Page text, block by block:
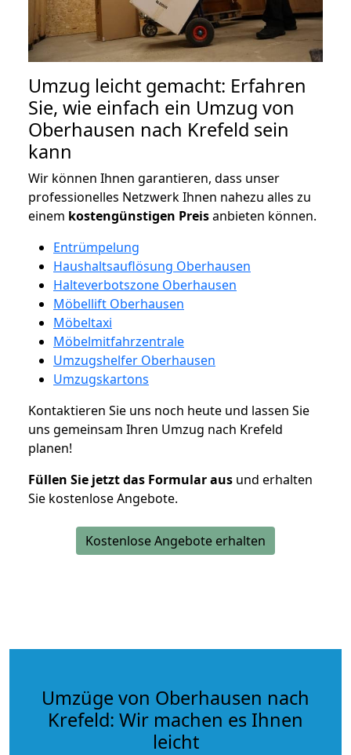
Umzug leicht gemacht: Erfahren
Sie, wie einfach ein Umzug von
Oberhausen nach Krefeld sein
kann
Wir können Ihnen garantieren, dass unser
professionelles Netzwerk Ihnen nahezu alles zu
einem kostengünstigen Preisanbieten können.
Entrümpelung
Haushaltsauflösung Oberhausen
Halteverbotszone Oberhausen
Möbellift Oberhausen
Möbeltaxi
Möbelmitfahrzentrale
Umzugshelfer Oberhausen
Umzugskartons
Kontaktieren Sie uns noch heute und lassen Sie
uns gemeinsam Ihren Umzug nach Krefeld
planen!
Füllen Sie jetzt das Formular aus und erhalten
Sie kostenlose Angebote.
Kostenlose Angebote erhalten
Umzüge von Oberhausen nach
Krefeld: Wir machen es Ihnen
leicht